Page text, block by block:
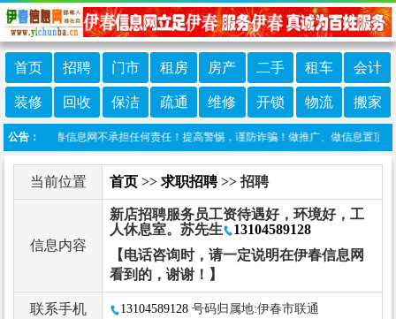
首页 招聘 门市 租房 房产 二手 租车 会计
装修 回收 保洁 疏通 维修 开锁 物流 搬家
公告：
布，伊春信息网不承担任何责任！提高警惕，谨防诈骗！做推广、做信息置顶！
当前位置 首页 >> 求职招聘>> 招聘
信息内容
新店招聘服务员工资待遇好，环境好，工
人休息室。苏先生
13104589128
【电话咨询时，请一定说明在伊春信息网
看到的，谢谢！】
联系手机 13104589128 号码归属地:伊春市联通